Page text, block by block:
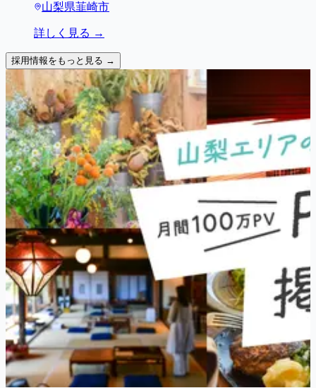
山梨県韮崎市
詳しく見る →
採用情報をもっと見る →